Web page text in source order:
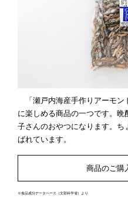
「瀬戸内海産手作りアーモン
に楽しめる商品の一つです。
子さんのおやつになります。
ばれています。
商品のご購
※食品成分データベース（文部科学省）より